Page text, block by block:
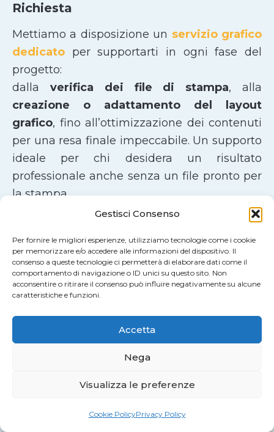
Gestisci Consenso
Per fornire le migliori esperienze, utilizziamo tecnologie come i cookie
per memorizzare e/o accedere alle informazioni del dispositivo. Il
consenso a queste tecnologie ci permetterà di elaborare dati come il
comportamento di navigazione o ID unici su questo sito. Non
acconsentire o ritirare il consenso può influire negativamente su alcune
caratteristiche e funzioni.
Accetta
Nega
Visualizza le preferenze
Cookie PolicyPrivacy Policy
Richiesta
Mettiamo a disposizione un servizio grafico
dedicato per supportarti in ogni fase del
progetto:
dalla verifica dei file di stampa, alla
creazione o adattamento del layout
grafico, fino all’ottimizzazione dei contenuti
per una resa finale impeccabile. Un supporto
ideale per chi desidera un risultato
professionale anche senza un file pronto per
la stampa.
Ampia gamma di prodotti di stampa
digitale
Materiali selezionati e tecnologie
Stampa UV ad alta definizione
Ordine online semplice e guidato
Spedizioni rapide in tutta Italia e a
Ordina Online o Richiedi un